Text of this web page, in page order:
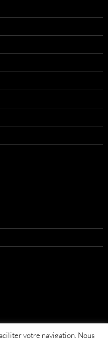
votre navigation. Nous